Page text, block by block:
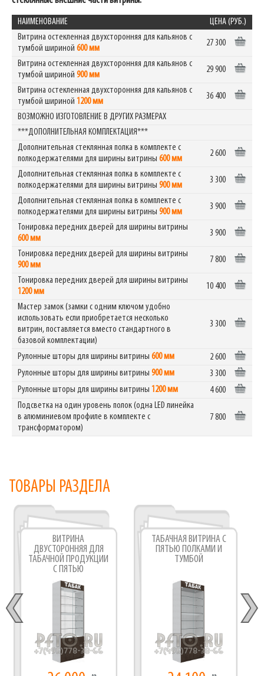
НАИМЕНОВАНИЕ
ЦЕНА (РУБ.)
Витрина остекленная двухсторонняя для кальянов с
тумбой шириной 600 мм
27 300
Витрина остекленная двухсторонняя для кальянов с
тумбой шириной 900 мм
29 900
Витрина остекленная двухсторонняя для кальянов с
тумбой шириной 1200 мм
36 400
ВОЗМОЖНО ИЗГОТОВЛЕНИЕ В ДРУГИХ РАЗМЕРАХ
***ДОПОЛНИТЕЛЬНАЯ КОМПЛЕКТАЦИЯ***
Дополнительная стеклянная полка в комплекте с
полкодержателями для ширины витрины 600 мм
2 600
Дополнительная стеклянная полка в комплекте с
полкодержателями для ширины витрины 900 мм
3 300
Дополнительная стеклянная полка в комплекте с
полкодержателями для ширины витрины 900 мм
3 900
Тонировка передних дверей для ширины витрины
600 мм
3 900
Тонировка передних дверей для ширины витрины
900 мм
7 800
Тонировка передних дверей для ширины витрины
1200 мм
10 400
Мастер замок (замки с одним ключом удобно
использовать если приобретается несколько
витрин, поставляется вместо стандартного в
базовой комплектации)
3 300
Рулонные шторы для ширины витрины 600 мм
2 600
Рулонные шторы для ширины витрины 900 мм
3 300
Рулонные шторы для ширины витрины 1200 мм
4 600
Подсветка на один уровень полок (одна LED линейка
в алюминиевом профиле в комплекте с
трансформатором)
7 800
ТОВАРЫ РАЗДЕЛА
ВИТРИНА
ДВУСТОРОННЯЯ ДЛЯ
ТАБАЧНОЙ ПРОДУКЦИИ
С ПЯТЬЮ
СТЕКЛЯННЫМИ
ПОЛКАМИ И ТУМБОЙ
ТАБАЧНАЯ ВИТРИНА С
ПЯТЬЮ ПОЛКАМИ И
ТУМБОЙ